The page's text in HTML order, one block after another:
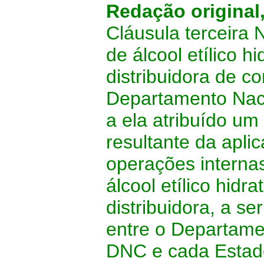
Redação
Cláusula terceira
de álcool etílico
distribuidora de
Departamento
a ela atribuído
resultante da
operações
álcool etílico
distribuidora, a
entre o
DNC e cada